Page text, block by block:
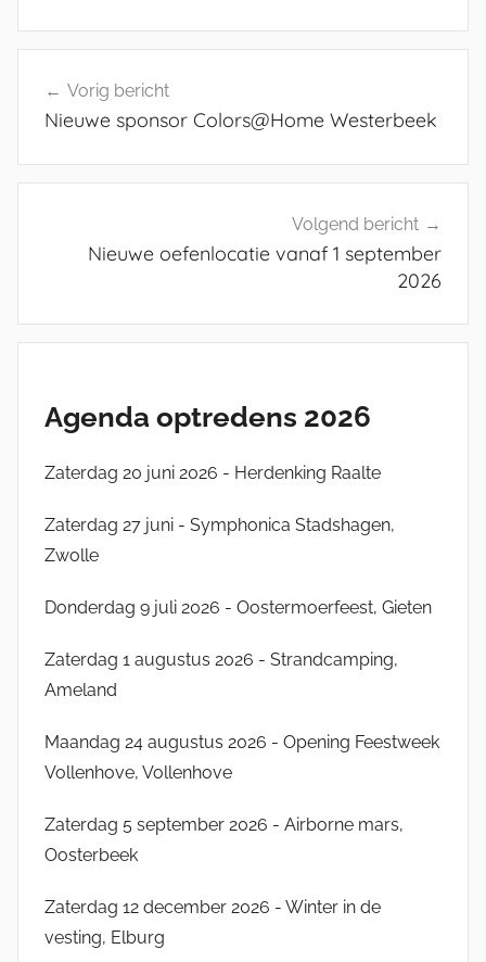
N
e
u
w
s
l
L
B
navigatie
Vorig bericht
Nieuwe sponsor Colors@Home Westerbeek
Volgend bericht
Nieuwe oefenlocatie vanaf 1 september
2026
Agenda optredens 2026
Zaterdag 20 juni 2026 - Herdenking Raalte
Zaterdag 27 juni - Symphonica Stadshagen,
Zwolle
Donderdag 9 juli 2026 - Oostermoerfeest, Gieten
Zaterdag 1 augustus 2026 - Strandcamping,
Ameland
Maandag 24 augustus 2026 - Opening Feestweek
Vollenhove, Vollenhove
Zaterdag 5 september 2026 - Airborne mars,
Oosterbeek
Zaterdag 12 december 2026 - Winter in de
vesting, Elburg